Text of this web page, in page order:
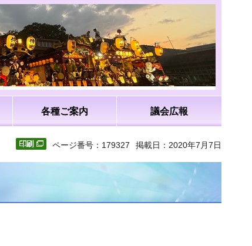
各種ご案内 議会広報
ページ番号：179327 掲載日：2020年7月7日